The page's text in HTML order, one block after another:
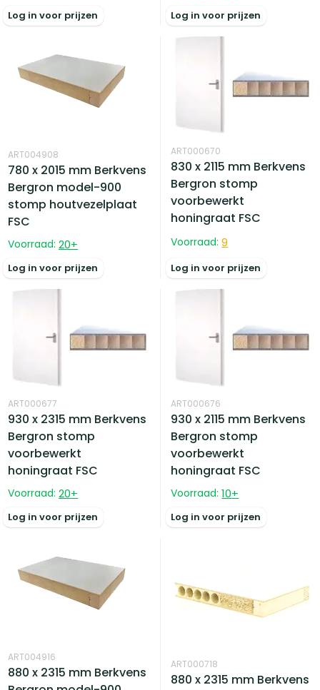
Log in voor prijzen Log in voor prijzen
ART004908
780 x 2015 mm Berkvens
Bergron model-900
stomp houtvezelplaat
FSC
Voorraad: 20+
Log in voor prijzen
ART000670
830 x 2115 mm Berkvens
Bergron stomp
voorbewerkt
honingraat FSC
Voorraad: 9
Log in voor prijzen
ART000677
930 x 2315 mm Berkvens
Bergron stomp
voorbewerkt
honingraat FSC
Voorraad: 20+
Log in voor prijzen
ART000676
930 x 2115 mm Berkvens
Bergron stomp
voorbewerkt
honingraat FSC
Voorraad: 10+
Log in voor prijzen
ART004916
880 x 2315 mm Berkvens
ART000718
880 x 2315 mm Berkvens